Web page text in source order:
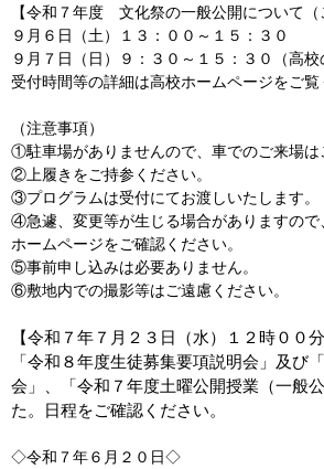
【令和７年度 文化祭の一般公開について（
９月６日（土）１３：００～１５：３０
９月７日（日）９：３０～１５：３０（高校
受付時間等の詳細は高校ホームページをご覧
（注意事項）
①駐車場がありませんので、車でのご来場は
②上履きをご持参ください。
③プログラムは受付にてお渡しいたします。
④急遽、変更等が生じる場合がありますので
ホームページをご確認ください。
⑤事前申し込みは必要ありません。
⑥敷地内での撮影等はご遠慮ください。
【令和７年７月２３日（水）１２時００分
「令和８年度生徒募集要項説明会」及び
会」、「令和７年度土曜公開授業（一般
た。日程をご確認ください。
◇令和７年６月２０日◇